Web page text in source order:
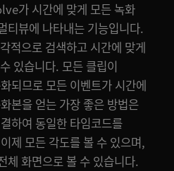
가 시간에 맞게 모든 녹화
티뷰에 나타내는 기능입니다.
적으로 검색하고 시간에 맞게
있습니다. 모든 클립이
되므로 모든 이벤트가 시간에
본을 얻는 가장 좋은 방법은
하여 동일한 타임코드를
제 모든 각도를 볼 수 있으며,
체 화면으로 볼 수 있습니다.